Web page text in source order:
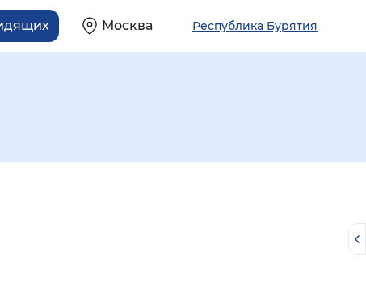
Москва Республика Бурятия